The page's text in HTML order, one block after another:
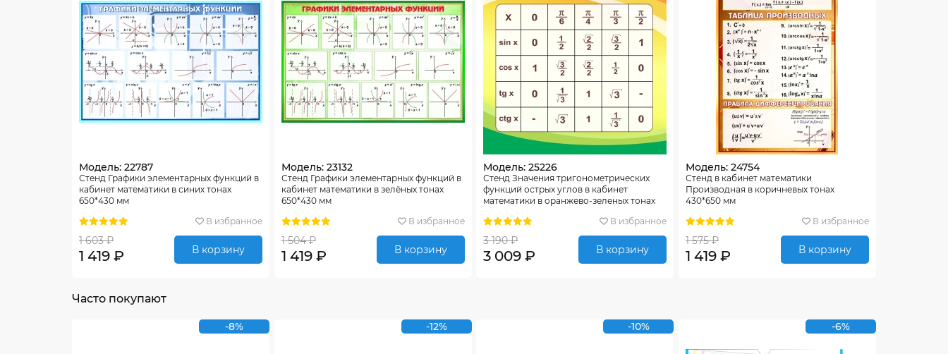
Модель: 22787
Стенд Графики элементарных функций в
кабинет математики в синих тонах
650*430 мм
В избранное
1 603 ₽
1 419 ₽ В корзину
Модель: 23132
Стенд Графики элементарных функций в
кабинет математики в зелёных тонах
650*430 мм
В избранное
1 504 ₽
1 419 ₽ В корзину
Модель: 25226
Стенд Значения тригонометрических
функций острых углов в кабинет
математики в оранжево-зеленых тонах
В избранное
3 190 ₽
3 009 ₽ В корзину
Модель: 24754
Стенд в кабинет математики
Производная в коричневых тонах
430*650 мм
В избранное
1 575 ₽
1 419 ₽ В корзину
Часто покупают
-8% -12% -10% -6%